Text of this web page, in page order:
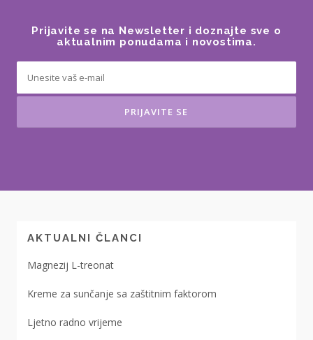
Prijavite se na Newsletter i doznajte sve o
aktualnim ponudama i novostima.
AKTUALNI ČLANCI
Magnezij L-treonat
Kreme za sunčanje sa zaštitnim faktorom
Ljetno radno vrijeme